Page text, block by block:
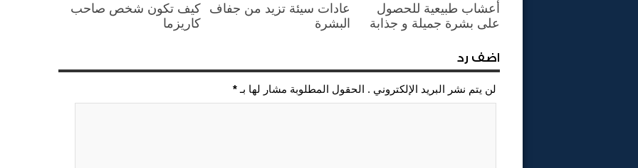
أعشاب طبيعية للحصول
على بشرة جميلة و جذابة
عادات سيئة تزيد من جفاف
البشرة
كيف تكون شخص صاحب
كاريزما
اضف رد
لن يتم نشر البريد الإلكتروني . الحقول المطلوبة مشار لها بـ*